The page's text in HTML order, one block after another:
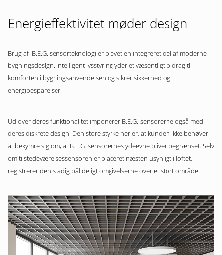
Energieffektivitet møder design
Brug af B.E.G. sensorteknologi er blevet en integreret del af moderne
bygningsdesign. Intelligent lysstyring yder et væsentligt bidrag til
komforten i bygningsanvendelsen og sikrer sikkerhed og
energibesparelser.
Ud over deres funktionalitet imponerer B.E.G.-sensorerne også med
deres diskrete design. Den store styrke her er, at kunden ikke behøver
at bekymre sig om, at B.E.G. sensorernes ydeevne bliver begrænset. Selv
om tilstedeværelsessensoren er placeret næsten usynligt i loftet,
registrerer den stadig pålideligt omgivelserne over et stort område.